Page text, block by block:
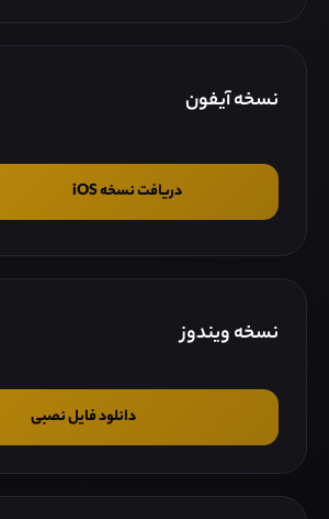
نسخه آیفون
دریافت نسخه iOS
نسخه ویندوز
دانلود فایل نصبی